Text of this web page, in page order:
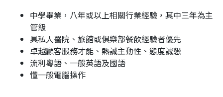
中學畢業，八年或以上相關行業經驗，其中三年為主
管級
具私人醫院、旅館或俱樂部餐飲經驗者優先
卓越顧客服務才能、熱誠主動性、態度誠懇
流利粵語、一般英語及國語
懂一般電腦操作